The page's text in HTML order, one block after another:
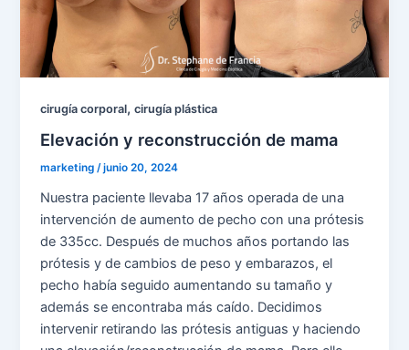
cirugía corporal,cirugía plástica
Elevación y reconstrucción de mama
marketing/junio 20, 2024
Nuestra paciente llevaba 17 años operada de una
intervención de aumento de pecho con una prótesis
de 335cc. Después de muchos años portando las
prótesis y de cambios de peso y embarazos, el
pecho había seguido aumentando su tamaño y
además se encontraba más caído. Decidimos
intervenir retirando las prótesis antiguas y haciendo